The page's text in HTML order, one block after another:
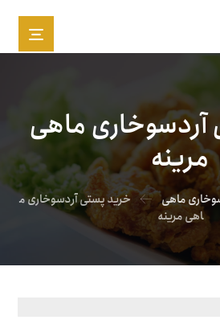
ماهی
مرینه
ماهی
خرید پستی آردسوخاری م
اهی مرینه